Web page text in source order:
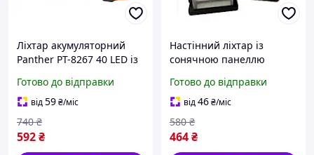
Ліхтар акумуляторний
Panther PT-8267 40 LED із
mAh Gold (3_02416) D5-
2025
Готово до відправки
від59₴/міс
592₴
740 ₴
Настінний ліхтар із
сонячною панеллю
Готово до відправки
від46₴/міс
464₴
580 ₴